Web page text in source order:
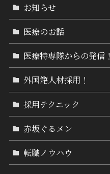
お知らせ
医療のお話
医療特専隊からの発信！
外国籍人材採用！
採用テクニック
赤坂ぐるメン
転職ノウハウ